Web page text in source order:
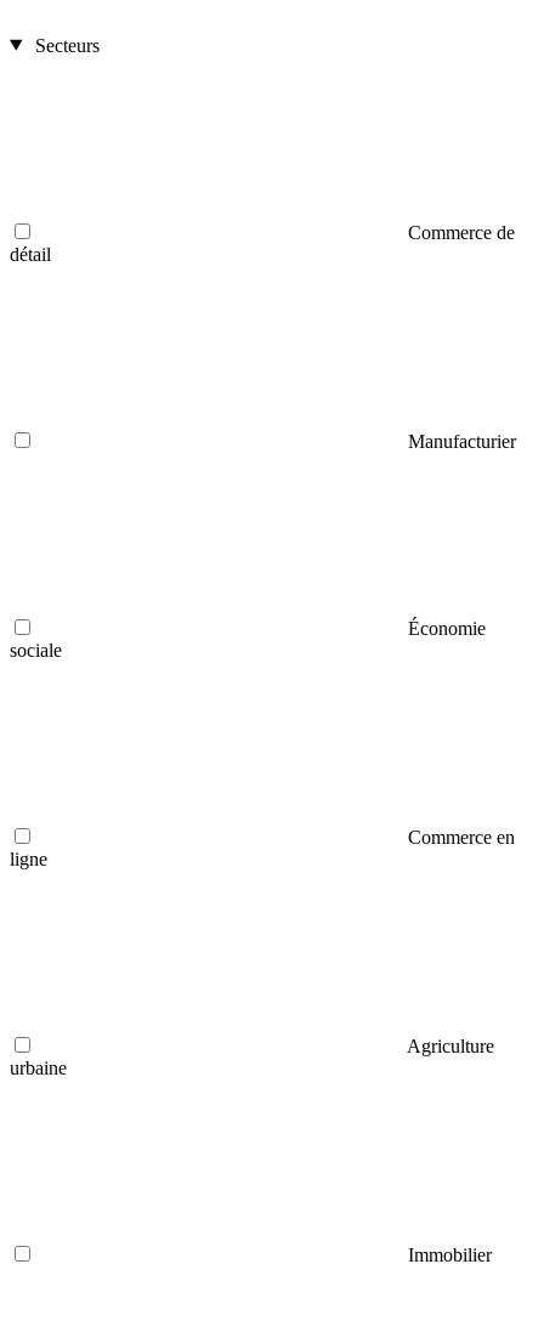
Secteurs
Commerce de
détail
Manufacturier
Économie
sociale
Commerce en
ligne
Agriculture
urbaine
Immobilier